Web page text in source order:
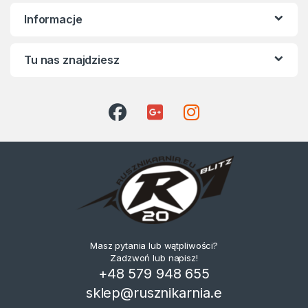
Informacje
Tu nas znajdziesz
Masz pytania lub wątpliwości?
Zadzwoń lub napisz!
+48 579 948 655
sklep@rusznikarnia.e